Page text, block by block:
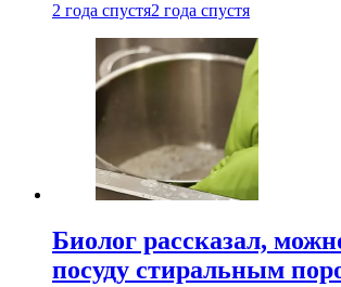
2 года спустя2 года спустя
Биолог рассказал,
посуду стиральным